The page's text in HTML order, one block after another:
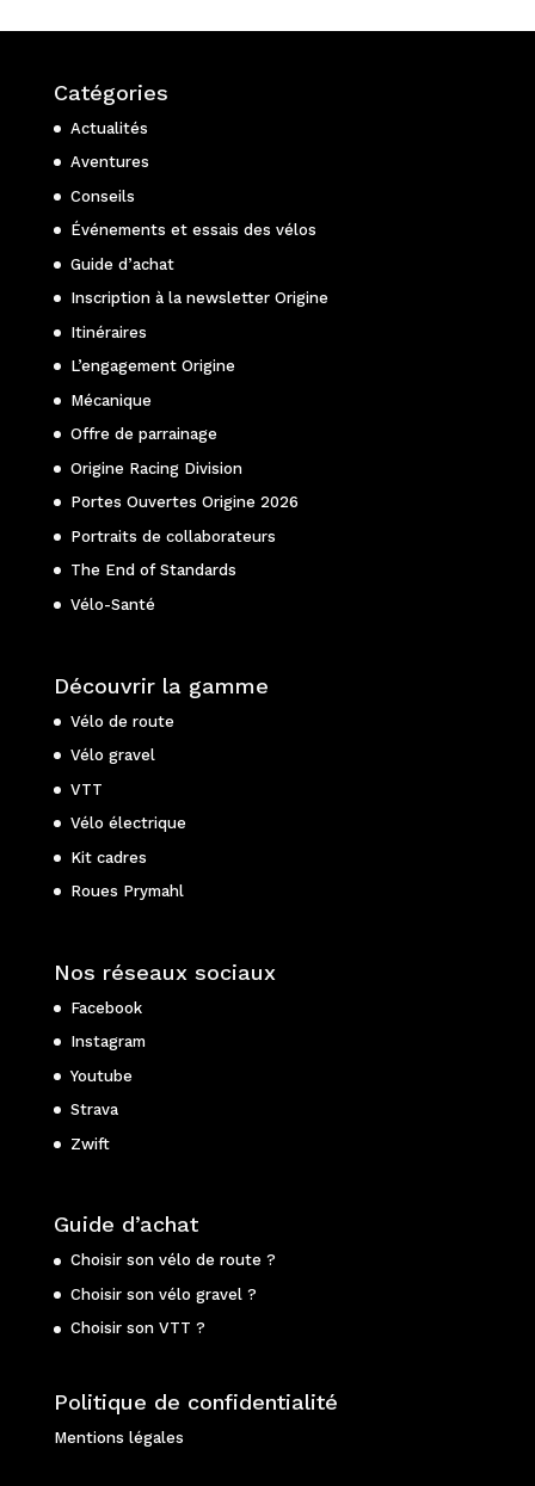
Catégories
Actualités
Aventures
Conseils
Événements et essais des vélos
Guide d’achat
Inscription à la newsletter Origine
Itinéraires
L’engagement Origine
Mécanique
Offre de parrainage
Origine Racing Division
Portes Ouvertes Origine 2026
Portraits de collaborateurs
The End of Standards
Vélo-Santé
Découvrir la gamme
Vélo de route
Vélo gravel
VTT
Vélo électrique
Kit cadres
Roues Prymahl
Nos réseaux sociaux
Facebook
Instagram
Youtube
Strava
Zwift
Guide d’achat
Choisir son vélo de route ?
Choisir son vélo gravel ?
Choisir son VTT ?
Politique de confidentialité
Mentions légales